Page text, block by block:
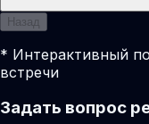
Назад
* Интерактивный
встречи
Задать вопрос